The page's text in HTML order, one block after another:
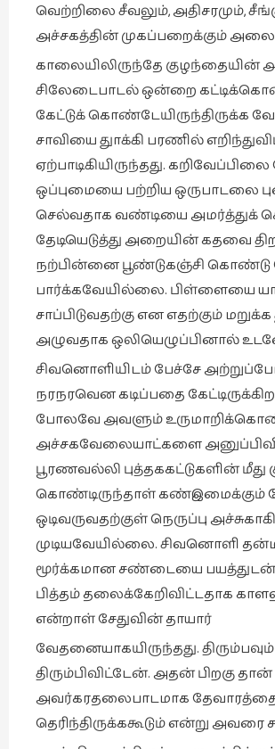
வெற்றிலை சீவலும், அதிசரமும்,
அச்சகத்தின் முகப்பறைக்கும்
காலையிலிருந்தே குழந்தையின்
சிலேடைபாடல் ஒன்றை
கேட்டுக் கொண்டேயிருந்திருக்க
சாவியை துாக்கி பரணில்
ஏற்பாடிகியிருந்தது.
ஒப்புமையை பற்றிய ஒருபாடலை
செல்வதாக வண்டியை அமர்த்துக்
தேடியெடுத்து அறையின் கதவை
நற்பின்னை பூண்டுகஞ்சி கொண்டு
பார்க்கவேயில்லை. பிள்ளையை
சாப்பிடுவதற்கு என எதற்கும்
அழுவதாக ஒலியெழுப்பினால்
சிவனொளியிடம் பேச்சே
நரநரவென கடிப்பதை
போலவே அவளும்
அச்சகவேலையாட்களை
பூரணவல்லி புத்தககட்டுகளின்
கொண்டிருந்தாள் கண்இமைக்கும்
ஒடிவருவதற்குள் நெருப்பு
முடியவேயில்லை. சிவனொளி
மூர்க்கமான சண்டையை பயத்துடன்
பித்தம் தலைக்கேறிவிட்டதாக
என்றாள் சேதுவின் தாயார்
வேதனையாகயிருந்தது.
திரும்பிவிட்டேன். அதன் பிறகு
அவர்கரதலைபாடமாக தேவாரத்தை
தெரிந்திருக்ககூடும் என்று